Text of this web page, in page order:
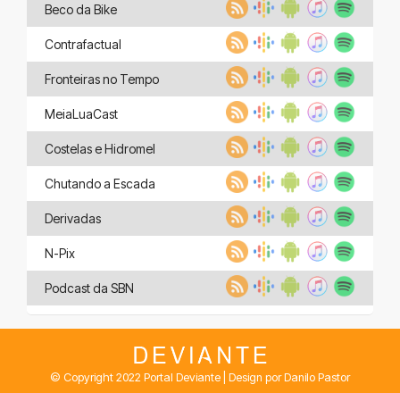
Beco da Bike
Contrafactual
Fronteiras no Tempo
MeiaLuaCast
Costelas e Hidromel
Chutando a Escada
Derivadas
N-Pix
Podcast da SBN
© Copyright 2022 Portal Deviante | Design por Danilo Pastor